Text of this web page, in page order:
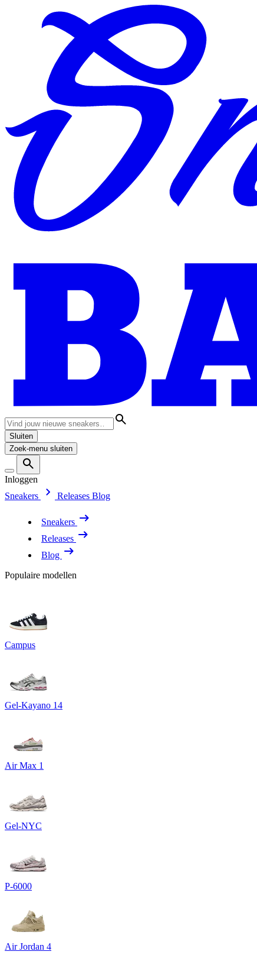
Sluiten
Zoek-menu sluiten
Inloggen
Sneakers
Releases Blog
Sneakers
Releases
Blog
Populaire modellen
Campus
Gel-Kayano 14
Air Max 1
Gel-NYC
P-6000
Air Jordan 4